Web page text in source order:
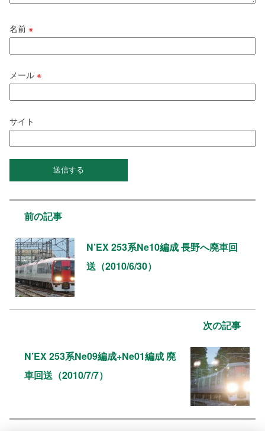
名前※
メール※
サイト
前の記事
N’EX 253系Ne10編成 長野へ廃車回
送（2010/6/30）
次の記事
N’EX 253系Ne09編成+Ne01編成 廃
車回送（2010/7/7）